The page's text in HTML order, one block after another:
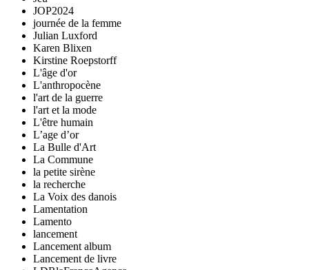
JOP2024
journée de la femme
Julian Luxford
Karen Blixen
Kirstine Roepstorff
L'âge d'or
L'anthropocène
l'art de la guerre
l'art et la mode
L'être humain
L’age d’or
La Bulle d'Art
La Commune
la petite sirène
la recherche
La Voix des danois
Lamentation
Lamento
lancement
Lancement album
Lancement de livre